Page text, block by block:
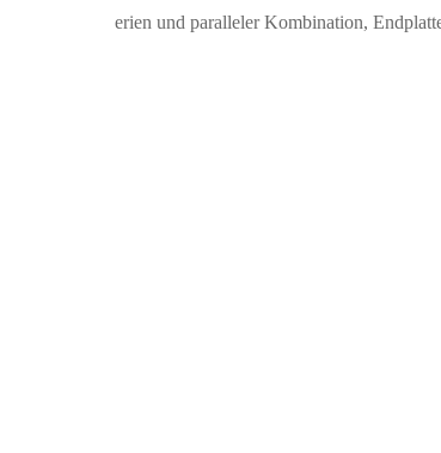
erien und paralleler Kombination,